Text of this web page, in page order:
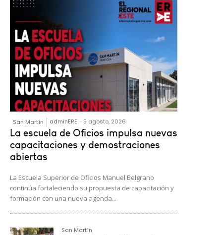
San Martín adminERE - 5 agosto, 2026
La escuela de Oficios impulsa nuevas
capacitaciones y demostraciones
abiertas
La Escuela Superior de Oficios Manuel Belgrano
continúa fortaleciendo su propuesta de capacitación y
formación con una nueva agenda...
San Martín